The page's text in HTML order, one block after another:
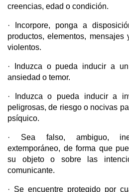
creencias, edad o condición.
· Incorpore, ponga a
productos, elementos,
violentos.
· Induzca o pueda inducir a
ansiedad o temor.
· Induzca o pueda inducir a
peligrosas, de riesgo o nocivas
psíquico.
· Sea falso, ambiguo,
extemporáneo, de forma que
su objeto o sobre las
comunicante.
· Se encuentre protegido por